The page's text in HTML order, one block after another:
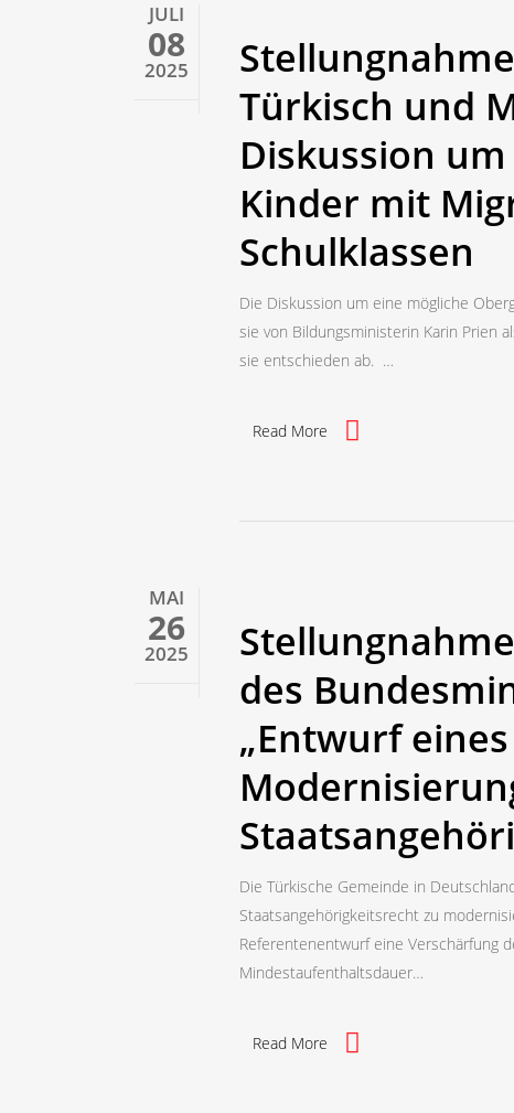
JULI
08
2025
Türkisch und
Diskussion
Kinder mit
Schulklassen
Die Diskussion um eine mögliche
sie von Bildungsministerin Karin Prien
sie entschieden ab. …
Read More
MAI
26
2025
des
„Entwurf
Die Türkische Gemeinde in
Staatsangehörigkeitsrecht zu
Referentenentwurf eine Verschärfung
Mindestaufenthaltsdauer…
Read More